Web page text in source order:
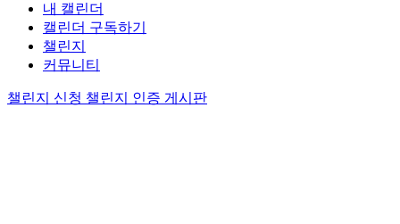
내 캘린더
캘린더 구독하기
챌린지
커뮤니티
챌린지 신청 챌린지 인증 게시판